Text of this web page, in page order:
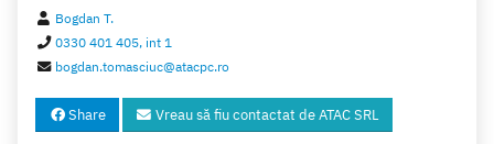
Bogdan T.
0330 401 405, int 1
bogdan.tomasciuc@atacpc.ro
Share Vreau să fiu contactat de ATAC SRL